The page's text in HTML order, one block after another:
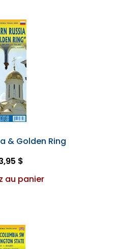
& Golden Ring
$
au panier